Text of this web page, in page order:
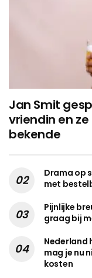
Jan Smit
vriendin en ze
bekende
Drama op
met
Pijnlijke
graag bij
Nederland
mag je nu
kosten